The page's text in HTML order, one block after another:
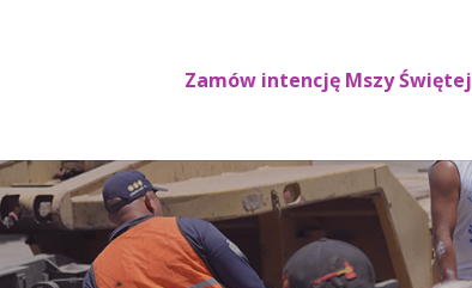
Zamów intencję Mszy Świętej